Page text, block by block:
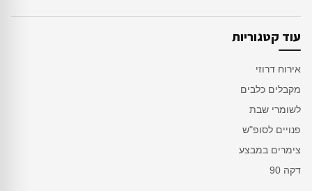
עוד קטגוריות
אירוח דרוזי
מקבלים כלבים
לשומרי שבת
פנויים לסופ"ש
צימרים במבצע
דקה 90